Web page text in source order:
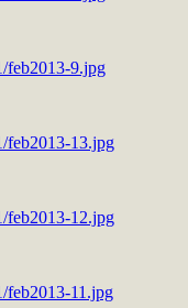
feb2013-9.jpg
feb2013-13.jpg
feb2013-12.jpg
feb2013-11.jpg